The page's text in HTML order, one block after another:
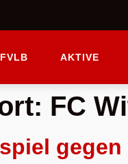
FVLB AKTIVE
FC